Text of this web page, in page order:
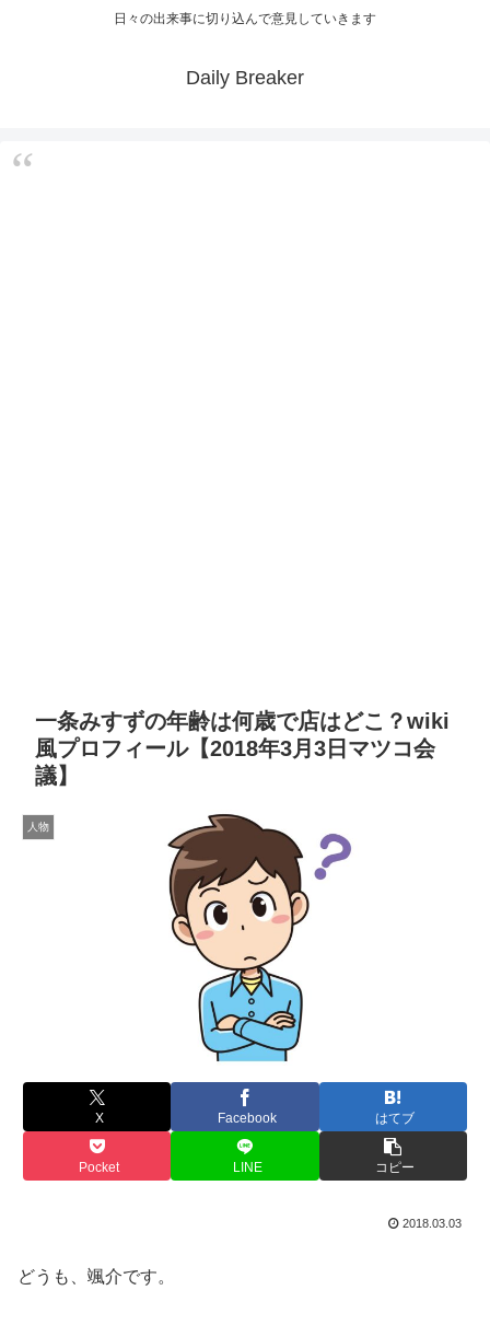
日々の出来事に切り込んで意見していきます
Daily Breaker
一条みすずの年齢は何歳で店はどこ？wiki
風プロフィール【2018年3月3日マツコ会
議】
人物
X Facebook はてブ
Pocket LINE コピー
2018.03.03
どうも、颯介です。